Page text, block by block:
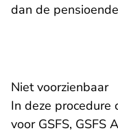
dan de
Niet voorzienbaar
In deze procedure
voor GSFS, GSFS